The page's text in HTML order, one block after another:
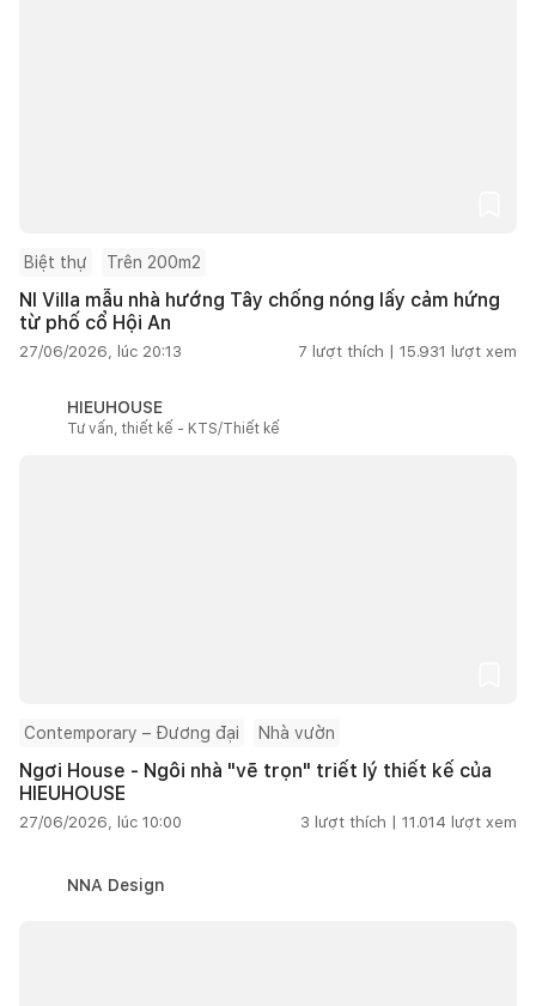
Biệt thự Trên 200m2
NI Villa mẫu nhà hướng Tây chống nóng lấy cảm hứng
từ phố cổ Hội An
27/06/2026, lúc 20:13 7 lượt thích | 15.931 lượt xem
HIEUHOUSE
Tư vấn, thiết kế - KTS/Thiết kế
Contemporary – Đương đại Nhà vườn
Ngơi House - Ngôi nhà "vẽ trọn" triết lý thiết kế của
HIEUHOUSE
27/06/2026, lúc 10:00 3 lượt thích | 11.014 lượt xem
NNA Design